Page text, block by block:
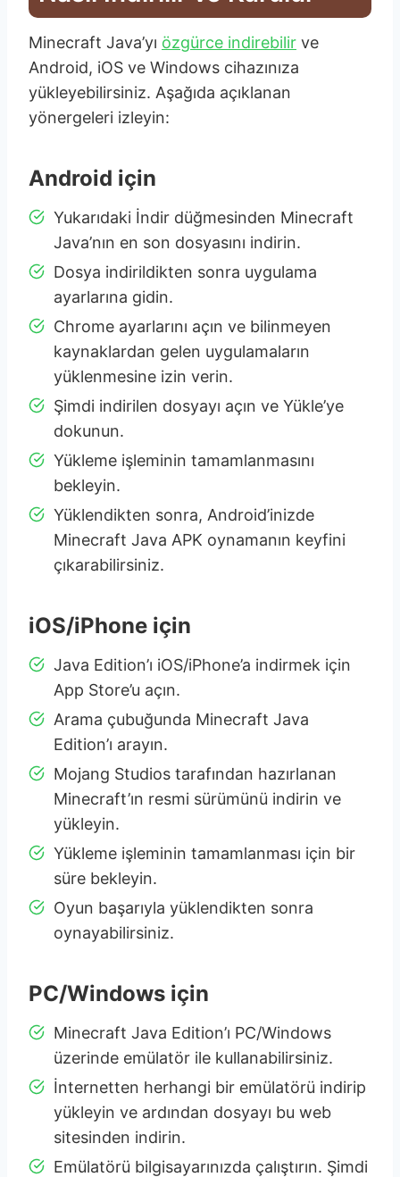
Minecraft Java’yı özgürce indirebilir ve
Android, iOS ve Windows cihazınıza
yükleyebilirsiniz. Aşağıda açıklanan
yönergeleri izleyin:
Android için
Yukarıdaki İndir düğmesinden Minecraft
Java’nın en son dosyasını indirin.
Dosya indirildikten sonra uygulama
ayarlarına gidin.
Chrome ayarlarını açın ve bilinmeyen
kaynaklardan gelen uygulamaların
yüklenmesine izin verin.
Şimdi indirilen dosyayı açın ve Yükle’ye
dokunun.
Yükleme işleminin tamamlanmasını
bekleyin.
Yüklendikten sonra, Android’inizde
Minecraft Java APK oynamanın keyfini
çıkarabilirsiniz.
iOS/iPhone için
Java Edition’ı iOS/iPhone’a indirmek için
App Store’u açın.
Arama çubuğunda Minecraft Java
Edition’ı arayın.
Mojang Studios tarafından hazırlanan
Minecraft’ın resmi sürümünü indirin ve
yükleyin.
Yükleme işleminin tamamlanması için bir
süre bekleyin.
Oyun başarıyla yüklendikten sonra
oynayabilirsiniz.
PC/Windows için
Minecraft Java Edition’ı PC/Windows
üzerinde emülatör ile kullanabilirsiniz.
İnternetten herhangi bir emülatörü indirip
yükleyin ve ardından dosyayı bu web
sitesinden indirin.
Emülatörü bilgisayarınızda çalıştırın. Şimdi